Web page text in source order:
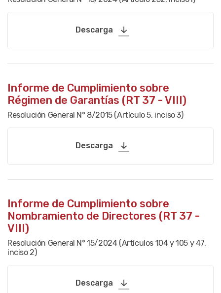
Descarga
Informe de Cumplimiento sobre
Régimen de Garantías (RT 37 - VIII)
Resolución General N° 8/2015 (Artículo 5, inciso 3)
Descarga
Informe de Cumplimiento sobre
Nombramiento de Directores (RT 37 -
VIII)
Resolución General N° 15/2024 (Artículos 104 y 105 y 47,
inciso 2)
Descarga